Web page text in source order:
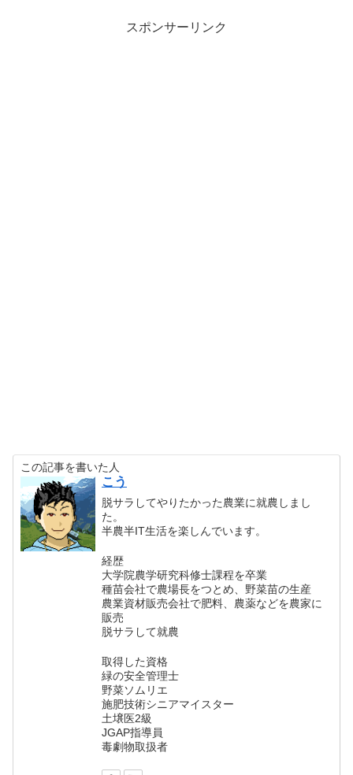
スポンサーリンク
この記事を書いた人
こう
脱サラしてやりたかった農業に就農しまし
た。
半農半IT生活を楽しんでいます。
経歴
大学院農学研究科修士課程を卒業
種苗会社で農場長をつとめ、野菜苗の生産
農業資材販売会社で肥料、農薬などを農家に
販売
脱サラして就農
取得した資格
緑の安全管理士
野菜ソムリエ
施肥技術シニアマイスター
土壌医2級
JGAP指導員
毒劇物取扱者